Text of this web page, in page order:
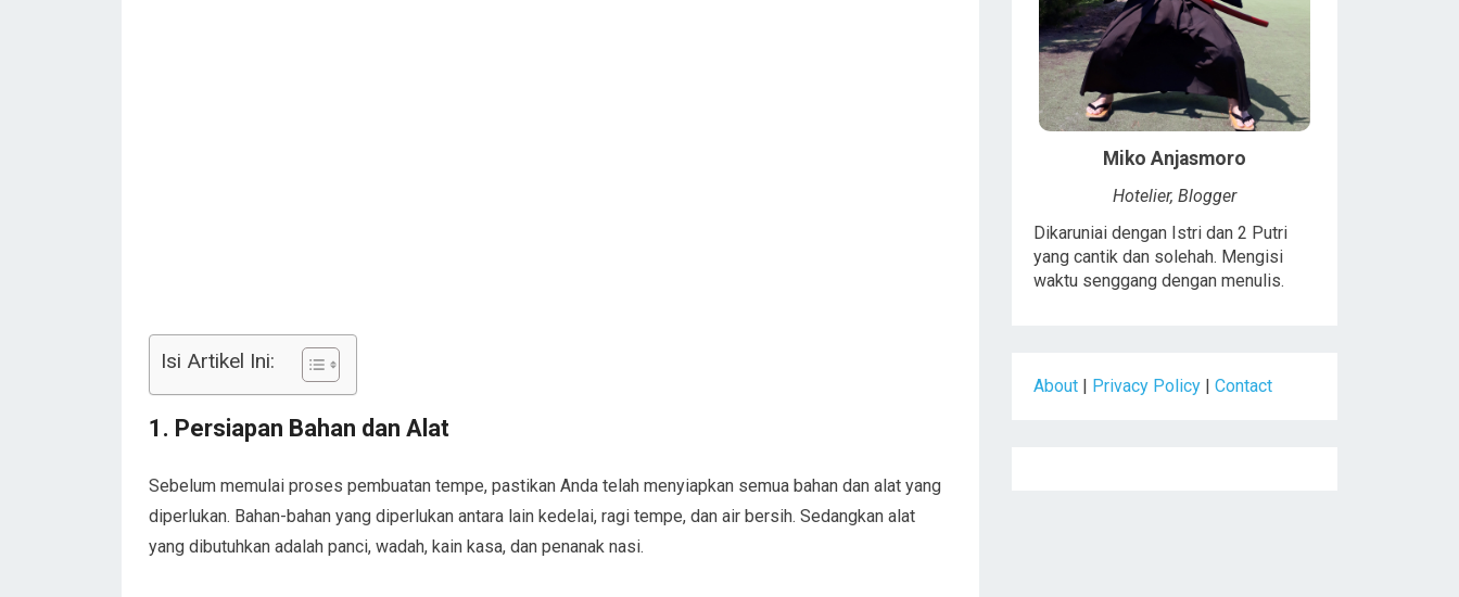
Isi Artikel Ini:
1. Persiapan Bahan dan Alat
Sebelum memulai proses pembuatan tempe, pastikan Anda telah menyiapkan semua bahan dan alat yang
diperlukan. Bahan-bahan yang diperlukan antara lain kedelai, ragi tempe, dan air bersih. Sedangkan alat
yang dibutuhkan adalah panci, wadah, kain kasa, dan penanak nasi.
Miko Anjasmoro
Hotelier, Blogger
Dikaruniai dengan Istri dan 2 Putri
yang cantik dan solehah. Mengisi
waktu senggang dengan menulis.
About Privacy Policy Contact